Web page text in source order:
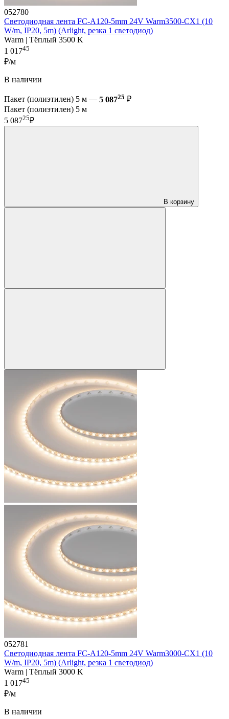
052780
Светодиодная лента FC-A120-5mm 24V Warm3500-CX1 (10
W/m, IP20, 5m) (Arlight, резка 1 светодиод)
Warm | Тёплый 3500 K
1 01745
₽/м
В наличии
Пакет (полиэтилен) 5 м — 5 08725 ₽
Пакет (полиэтилен) 5 м
5 08725₽
В корзину
052781
Светодиодная лента FC-A120-5mm 24V Warm3000-CX1 (10
W/m, IP20, 5m) (Arlight, резка 1 светодиод)
Warm | Тёплый 3000 K
1 01745
₽/м
В наличии